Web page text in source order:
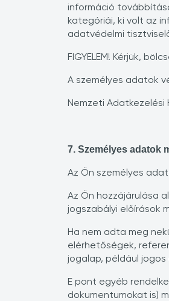
információ
kategóriái, ki volt az
adatvédelmi
FIGYELEM! Kérjük,
A személyes adatok
Nemzeti Adatkezelési
7. Személyes adatok
Az Ön személyes
Az Ön hozzájárulása
jogszabályi előírások
Ha nem adta meg
elérhetőségek,
jogalap, például jogos
E pont egyéb
dokumentumokat is)